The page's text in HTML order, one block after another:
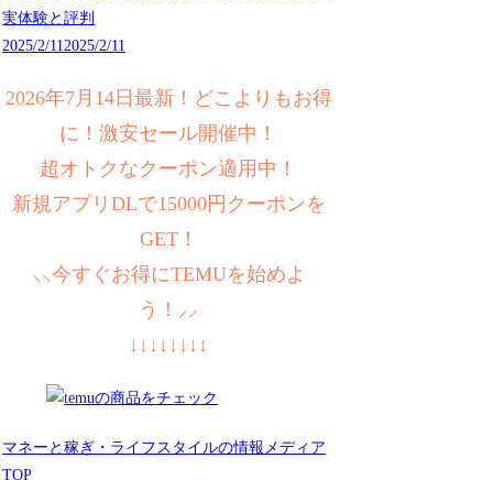
実体験と評判
2025/2/11 2025/2/11
2026年7月14日最新！どこよりもお得
に！激安セール開催中！
超オトクなクーポン適用中！
新規アプリDLで15000円クーポンを
GET！
⸜⸜今すぐお得にTEMUを始めよ
う！⸝⸝
↓↓↓↓↓↓↓↓
マネーと稼ぎ・ライフスタイルの情報メディア
TOP